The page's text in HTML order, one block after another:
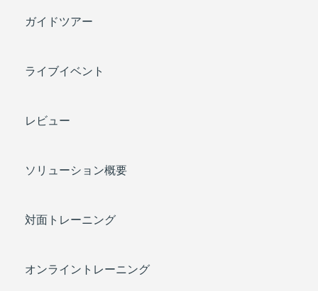
ガイドツアー
ライブイベント
レビュー
ソリューション概要
対面トレーニング
オンライントレーニング